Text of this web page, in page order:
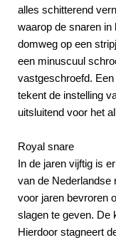
alles schitterend
waarop de snaren
domweg op een
een minuscuul
vastgeschroefd.
tekent de instelling
uitsluitend voor het
Royal snare
In de jaren vijftig is
van de Nederlandse
voor jaren bevroren
slagen te geven. De
Hierdoor stagneert